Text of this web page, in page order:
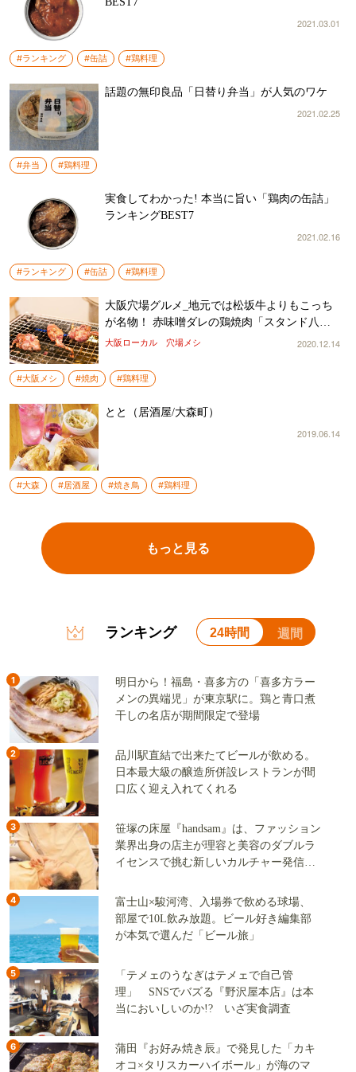
2021.03.01
#ランキング #缶詰 #鶏料理
話題の無印良品「日替り弁当」が人気のワケ
2021.02.25
#弁当 #鶏料理
実食してわかった! 本当に旨い「鶏肉の缶詰」
ランキングBEST7
2021.02.16
#ランキング #缶詰 #鶏料理
大阪穴場グルメ_地元では松坂牛よりもこっち
が名物！ 赤味噌ダレの鶏焼肉「スタンド八と
り」が西成を席巻中／大阪ローカル穴場メシ情
大阪ローカル 穴場メシ 2020.12.14
#大阪メシ #焼肉 #鶏料理
とと（居酒屋/大森町）
2019.06.14
#大森 #居酒屋 #焼き鳥 #鶏料理
もっと見る
ランキング 24時間 週間
1
明日から！福島・喜多方の「喜多方ラー
メンの異端児」が東京駅に。鶏と青口煮
干しの名店が期間限定で登場
2
品川駅直結で出来たてビールが飲める。
日本最大級の醸造所併設レストランが間
口広く迎え入れてくれる
3
笹塚の床屋『handsam』は、ファッション
業界出身の店主が理容と美容のダブルラ
イセンスで挑む新しいカルチャー発信基
4
富士山×駿河湾、入場券で飲める球場、
部屋で10L飲み放題。ビール好き編集部
が本気で選んだ「ビール旅」
5
「テメェのうなぎはテメェで自己管
理」 SNSでバズる『野沢屋本店』は本
当においしいのか!? いざ実食調査
6
蒲田『お好み焼き辰』で発見した「カキ
オコ×タリスカーハイボール」が海のマ